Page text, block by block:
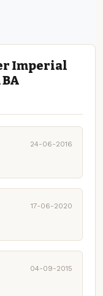
Imperial
24-06-2016
17-06-2020
04-09-2015